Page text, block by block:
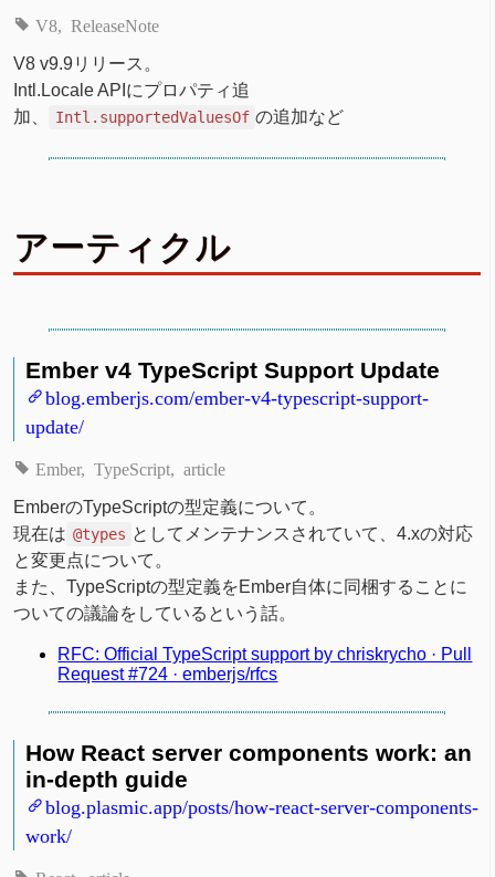
V8 ReleaseNote
V8 v9.9リリース。
Intl.Locale APIにプロパティ追
加、
Intl.supportedValuesOf の追加など
アーティクル
Ember v4 TypeScript Support Update
blog.emberjs.com/ember-v4-typescript-support-
update/
Ember TypeScript article
EmberのTypeScriptの型定義について。
現在は @types としてメンテナンスされていて、4.xの対応
と変更点について。
また、TypeScriptの型定義をEmber自体に同梱することに
ついての議論をしているという話。
RFC: Official TypeScript support by chriskrycho · Pull
Request #724 · emberjs/rfcs
How React server components work: an
in-depth guide
blog.plasmic.app/posts/how-react-server-components-
work/